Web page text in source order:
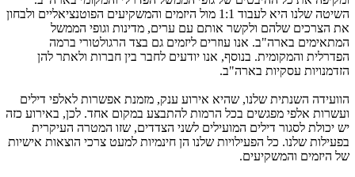
השיטה שלנו היא לעבוד 1:1 מול היזמים והמשקיעים הפוטנציאליים ולבחון
את הצרכים שלהם ולקשר אותם עם ערים, מדינות וגופי הממשל
המתאימים בארה"ב. אנו עוזרים ליזמים גם בצד הרגולטורי ברמה
הפדרלית והמקומית. בנוסף, אנו יודעים לחבר בין חברות ולאתר להן
הזדמנויות עסקיות בארה"ב.
הוועידה השנתית שלנו, שהיא אירוע ענק, מזמנת אפשרות לאלפי דילים
ועשרות אלפי מפגשים בכל הרמות להתבצע במקום אחד. לכן, באירוע כזה
יש יכולת לסגור דילים המועילים לשני הצדדים, שזו המטרה העיקרית
בפעילות שלנו. כל הפעילויות שלנו הן חינמיות למעט צרכי הוצאות אישיות
של היזמים והמשקיעים.